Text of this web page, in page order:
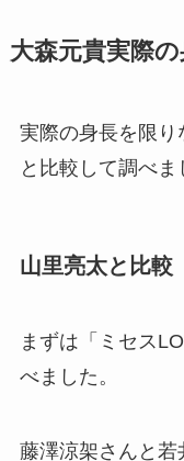
大森元貴実際
実際の身長を限
と比較して調べま
山里亮太と比較
まずは「ミセス
べました。
藤澤涼架さんと若